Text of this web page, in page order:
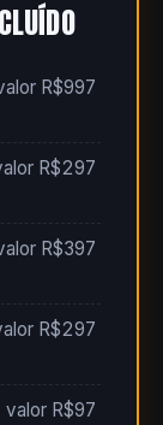
R$997
R$297
R$397
R$297
valor R$97